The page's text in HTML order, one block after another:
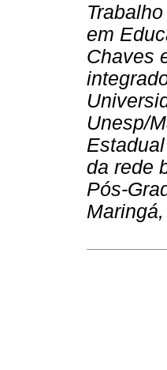
em
Chaves
Unesp/
da rede
Pós-